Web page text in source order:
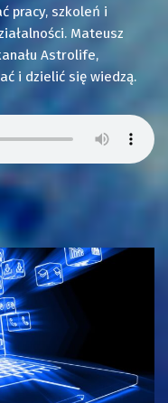
pracy, szkoleń i
Mateusz
Astrolife,
i dzielić się wiedzą.